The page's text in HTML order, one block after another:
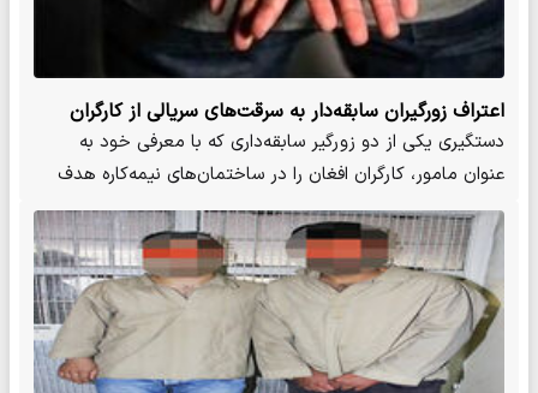
اعتراف زورگیران سابقه‌دار به سرقت‌های سریالی از کارگران
افغانستانی
دستگیری یکی از دو زورگیر سابقه‌داری که با معرفی خود به
عنوان مامور، کارگران افغان را در ساختمان‌های نیمه‌کاره هدف
قرار…